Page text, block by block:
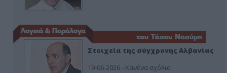
Στοιχεία της σύγχρονης Αλβανίας
19-06-2026 - Κανένα σχόλιο